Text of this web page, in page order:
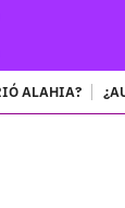
ALAHIA?